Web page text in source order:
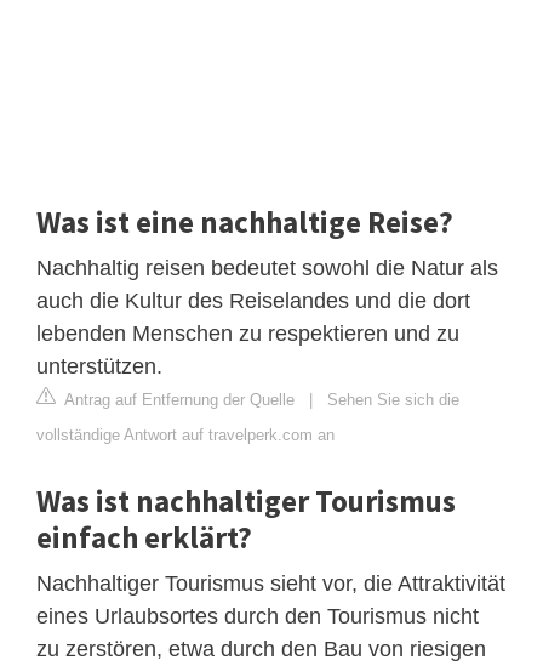
Was ist eine nachhaltige Reise?
Nachhaltig reisen bedeutet sowohl die Natur als
auch die Kultur des Reiselandes und die dort
lebenden Menschen zu respektieren und zu
unterstützen.
Antrag auf Entfernung der Quelle | Sehen Sie sich die
vollständige Antwort auf travelperk.com an
Was ist nachhaltiger Tourismus
einfach erklärt?
Nachhaltiger Tourismus sieht vor, die Attraktivität
eines Urlaubsortes durch den Tourismus nicht
zu zerstören, etwa durch den Bau von riesigen